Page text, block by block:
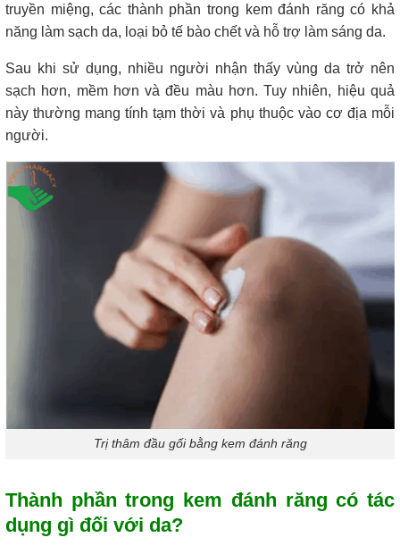
truyền miệng, các thành phần trong kem đánh răng có khả
năng làm sạch da, loại bỏ tế bào chết và hỗ trợ làm sáng da.
Sau khi sử dụng, nhiều người nhận thấy vùng da trở nên
sạch hơn, mềm hơn và đều màu hơn. Tuy nhiên, hiệu quả
này thường mang tính tạm thời và phụ thuộc vào cơ địa mỗi
người.
Trị thâm đầu gối bằng kem đánh răng
Thành phần trong kem đánh răng có tác
dụng gì đối với da?